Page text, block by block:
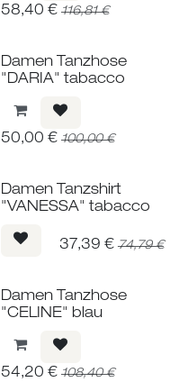
58,40 € 116,81€
Damen Tanzhose
"DARIA" tabacco
50,00 € 100,00€
Damen Tanzshirt
"VANESSA" tabacco
37,39 € 74,79€
Damen Tanzhose
"CELINE" blau
54,20 € 108,40€